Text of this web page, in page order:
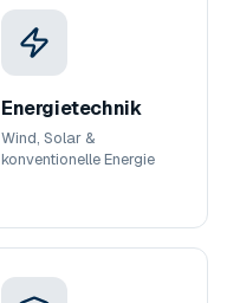
Energietechnik
Wind, Solar &
konventionelle Energie